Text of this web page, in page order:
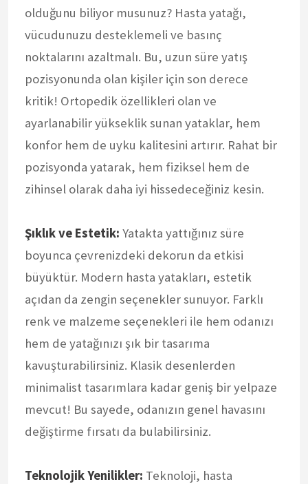
olduğunu biliyor musunuz? Hasta yatağı,
vücudunuzu desteklemeli ve basınç
noktalarını azaltmalı. Bu, uzun süre yatış
pozisyonunda olan kişiler için son derece
kritik! Ortopedik özellikleri olan ve
ayarlanabilir yükseklik sunan yataklar, hem
konfor hem de uyku kalitesini artırır. Rahat bir
pozisyonda yatarak, hem fiziksel hem de
zihinsel olarak daha iyi hissedeceğiniz kesin.
Şıklık ve Estetik: Yatakta yattığınız süre
boyunca çevrenizdeki dekorun da etkisi
büyüktür. Modern hasta yatakları, estetik
açıdan da zengin seçenekler sunuyor. Farklı
renk ve malzeme seçenekleri ile hem odanızı
hem de yatağınızı şık bir tasarıma
kavuşturabilirsiniz. Klasik desenlerden
minimalist tasarımlara kadar geniş bir yelpaze
mevcut! Bu sayede, odanızın genel havasını
değiştirme fırsatı da bulabilirsiniz.
Teknolojik Yenilikler: Teknoloji, hasta